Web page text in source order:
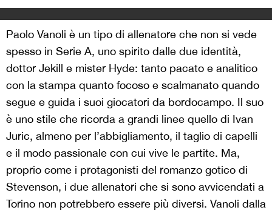
Paolo Vanoli è un tipo di allenatore che non si vede
spesso in Serie A, uno spirito dalle due identità,
dottor Jekill e mister Hyde: tanto pacato e analitico
con la stampa quanto focoso e scalmanato quando
segue e guida i suoi giocatori da bordocampo. Il suo
è uno stile che ricorda a grandi linee quello di Ivan
Juric, almeno per l’abbigliamento, il taglio di capelli
e il modo passionale con cui vive le partite. Ma,
proprio come i protagonisti del romanzo gotico di
Stevenson, i due allenatori che si sono avvicendati a
Torino non potrebbero essere più diversi. Vanoli dalla